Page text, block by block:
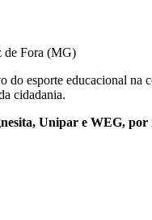
de Fora (MG)
do esporte educacional
cidadania.
Unipar e WEG,